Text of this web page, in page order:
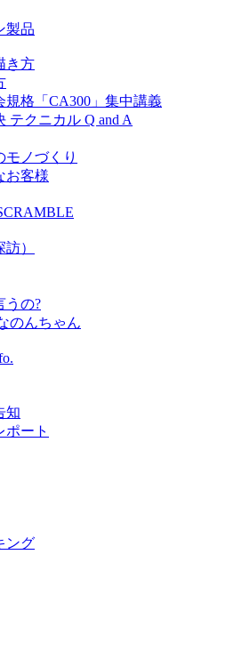
製品
き方
規格「CA300」集中講義
テクニカル Q and A
モノづくり
お客様
）
うの?
のんちゃん
知
ポート
ング